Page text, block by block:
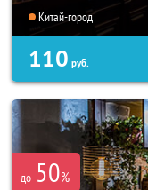
Китай-город
110 руб.
до 50%